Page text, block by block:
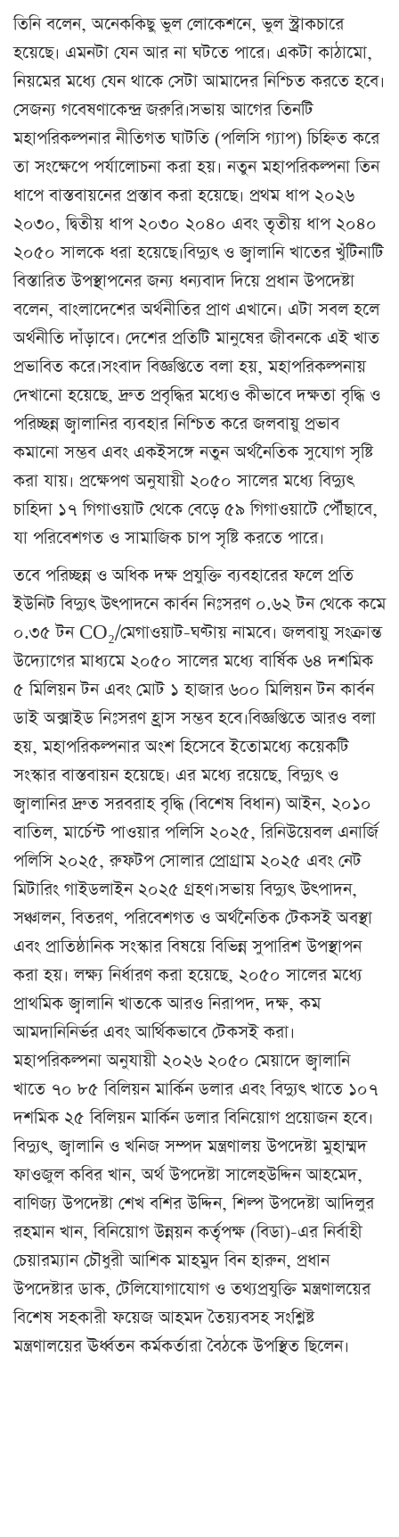
তিনি বলেন, অনেককিছু ভুল লোকেশনে, ভুল স্ট্রাকচারে
হয়েছে। এমনটা যেন আর না ঘটতে পারে। একটা কাঠামো,
নিয়মের মধ্যে যেন থাকে সেটা আমাদের নিশ্চিত করতে হবে।
সেজন্য গবেষণাকেন্দ্র জরুরি।সভায় আগের তিনটি
মহাপরিকল্পনার নীতিগত ঘাটতি (পলিসি গ্যাপ) চিহ্নিত করে
তা সংক্ষেপে পর্যালোচনা করা হয়। নতুন মহাপরিকল্পনা তিন
ধাপে বাস্তবায়নের প্রস্তাব করা হয়েছে। প্রথম ধাপ ২০২৬
২০৩০, দ্বিতীয় ধাপ ২০৩০ ২০৪০ এবং তৃতীয় ধাপ ২০৪০
২০৫০ সালকে ধরা হয়েছে।বিদ্যুৎ ও জ্বালানি খাতের খুঁটিনাটি
বিস্তারিত উপস্থাপনের জন্য ধন্যবাদ দিয়ে প্রধান উপদেষ্টা
বলেন, বাংলাদেশের অর্থনীতির প্রাণ এখানে। এটা সবল হলে
অর্থনীতি দাঁড়াবে। দেশের প্রতিটি মানুষের জীবনকে এই খাত
প্রভাবিত করে।সংবাদ বিজ্ঞপ্তিতে বলা হয়, মহাপরিকল্পনায়
দেখানো হয়েছে, দ্রুত প্রবৃদ্ধির মধ্যেও কীভাবে দক্ষতা বৃদ্ধি ও
পরিচ্ছন্ন জ্বালানির ব্যবহার নিশ্চিত করে জলবায়ু প্রভাব
কমানো সম্ভব এবং একইসঙ্গে নতুন অর্থনৈতিক সুযোগ সৃষ্টি
করা যায়। প্রক্ষেপণ অনুযায়ী ২০৫০ সালের মধ্যে বিদ্যুৎ
চাহিদা ১৭ গিগাওয়াট থেকে বেড়ে ৫৯ গিগাওয়াটে পৌঁছাবে,
যা পরিবেশগত ও সামাজিক চাপ সৃষ্টি করতে পারে।
তবে পরিচ্ছন্ন ও অধিক দক্ষ প্রযুক্তি ব্যবহারের ফলে প্রতি
ইউনিট বিদ্যুৎ উৎপাদনে কার্বন নিঃসরণ ০.৬২ টন থেকে কমে
০.৩৫ টন CO₂/মেগাওয়াট-ঘণ্টায় নামবে। জলবায়ু সংক্রান্ত
উদ্যোগের মাধ্যমে ২০৫০ সালের মধ্যে বার্ষিক ৬৪ দশমিক
৫ মিলিয়ন টন এবং মোট ১ হাজার ৬০০ মিলিয়ন টন কার্বন
ডাই অক্সাইড নিঃসরণ হ্রাস সম্ভব হবে।বিজ্ঞপ্তিতে আরও বলা
হয়, মহাপরিকল্পনার অংশ হিসেবে ইতোমধ্যে কয়েকটি
সংস্কার বাস্তবায়ন হয়েছে। এর মধ্যে রয়েছে, বিদ্যুৎ ও
জ্বালানির দ্রুত সরবরাহ বৃদ্ধি (বিশেষ বিধান) আইন, ২০১০
বাতিল, মার্চেন্ট পাওয়ার পলিসি ২০২৫, রিনিউয়েবল এনার্জি
পলিসি ২০২৫, রুফটপ সোলার প্রোগ্রাম ২০২৫ এবং নেট
মিটারিং গাইডলাইন ২০২৫ গ্রহণ।সভায় বিদ্যুৎ উৎপাদন,
সঞ্চালন, বিতরণ, পরিবেশগত ও অর্থনৈতিক টেকসই অবস্থা
এবং প্রাতিষ্ঠানিক সংস্কার বিষয়ে বিভিন্ন সুপারিশ উপস্থাপন
করা হয়। লক্ষ্য নির্ধারণ করা হয়েছে, ২০৫০ সালের মধ্যে
প্রাথমিক জ্বালানি খাতকে আরও নিরাপদ, দক্ষ, কম
আমদানিনির্ভর এবং আর্থিকভাবে টেকসই করা।
মহাপরিকল্পনা অনুযায়ী ২০২৬ ২০৫০ মেয়াদে জ্বালানি
খাতে ৭০ ৮৫ বিলিয়ন মার্কিন ডলার এবং বিদ্যুৎ খাতে ১০৭
দশমিক ২৫ বিলিয়ন মার্কিন ডলার বিনিয়োগ প্রয়োজন হবে।
বিদ্যুৎ, জ্বালানি ও খনিজ সম্পদ মন্ত্রণালয় উপদেষ্টা মুহাম্মদ
ফাওজুল কবির খান, অর্থ উপদেষ্টা সালেহউদ্দিন আহমেদ,
বাণিজ্য উপদেষ্টা শেখ বশির উদ্দিন, শিল্প উপদেষ্টা আদিলুর
রহমান খান, বিনিয়োগ উন্নয়ন কর্তৃপক্ষ (বিডা)-এর নির্বাহী
চেয়ারম্যান চৌধুরী আশিক মাহমুদ বিন হারুন, প্রধান
উপদেষ্টার ডাক, টেলিযোগাযোগ ও তথ্যপ্রযুক্তি মন্ত্রণালয়ের
বিশেষ সহকারী ফয়েজ আহমদ তৈয়্যবসহ সংশ্লিষ্ট
মন্ত্রণালয়ের ঊর্ধ্বতন কর্মকর্তারা বৈঠকে উপস্থিত ছিলেন।